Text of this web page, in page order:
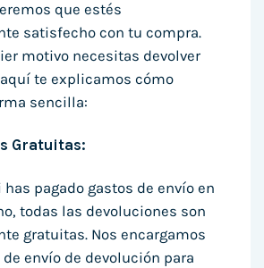
que estés
satisfecho con tu compra.
motivo necesitas devolver
te explicamos cómo
sencilla:
Gratuitas:
pagado gastos de envío en
todas las devoluciones son
gratuitas. Nos encargamos
envío de devolución para